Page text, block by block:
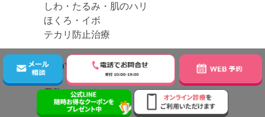
しわ・たるみ・肌のハリ
ほくろ・イボ
テカリ防止治療
BODY 体
豊胸・バスト
脂肪吸引